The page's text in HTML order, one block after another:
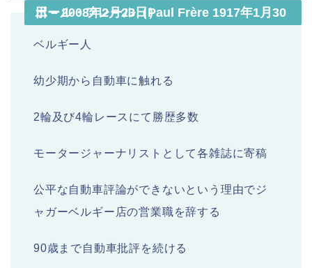
ポール・フレール（Paul Frère 1917年1月30日 – 2008年2月23日）
ベルギー人
幼少期から自動車に触れる
2輪及び4輪レースにて勝歴多数
モータージャーナリストとして各雑誌に寄稿
公平な自動車評論ができないという理由でジ
ャガーベルギー店の営業職を辞する
90歳まで自動車批評を続ける